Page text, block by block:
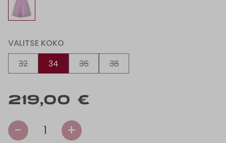
VALITSE KOKO
32
34 36 38
219,00 €
- 1 +